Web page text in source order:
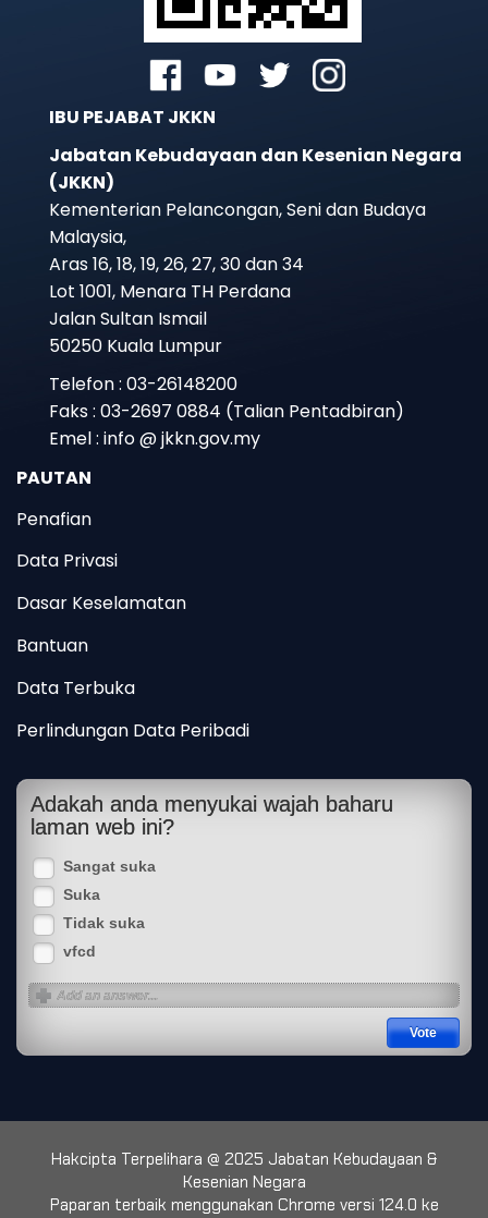
IBU PEJABAT JKKN
Jabatan Kebudayaan dan Kesenian Negara
(JKKN)
Kementerian Pelancongan, Seni dan Budaya
Malaysia,
Aras 16, 18, 19, 26, 27, 30 dan 34
Lot 1001, Menara TH Perdana
Jalan Sultan Ismail
50250 Kuala Lumpur
Telefon : 03-26148200
Faks : 03-2697 0884 (Talian Pentadbiran)
Emel : info @ jkkn.gov.my
PAUTAN
Penafian
Data Privasi
Dasar Keselamatan
Bantuan
Data Terbuka
Perlindungan Data Peribadi
Adakah anda menyukai wajah baharu
laman web ini?
Sangat suka
Suka
Tidak suka
vfcd
Hakcipta Terpelihara @ 2025 Jabatan Kebudayaan &
Kesenian Negara
Paparan terbaik menggunakan Chrome versi 124.0 ke